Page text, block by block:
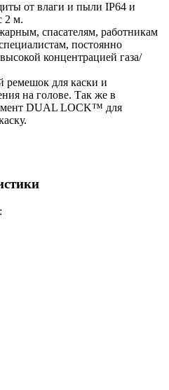
от влаги и пыли IP64 и
2 м.
спасателям, работникам
постоянно
концентрацией газа/
ремешок для каски и
на голове. Так же в
DUAL LOCK™ для